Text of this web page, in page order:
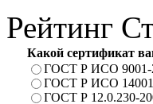
Рейтинг
Какой сертификат
ГОСТ Р ИСО 9001-
ГОСТ Р ИСО
ГОСТ Р 12.0.230-